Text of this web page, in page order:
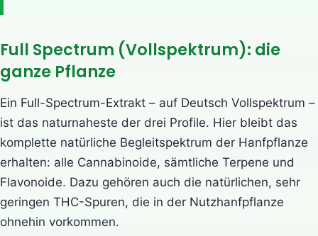
Full Spectrum (Vollspektrum): die
ganze Pflanze
Ein Full-Spectrum-Extrakt – auf Deutsch Vollspektrum –
ist das naturnaheste der drei Profile. Hier bleibt das
komplette natürliche Begleitspektrum der Hanfpflanze
erhalten: alle Cannabinoide, sämtliche Terpene und
Flavonoide. Dazu gehören auch die natürlichen, sehr
geringen THC-Spuren, die in der Nutzhanfpflanze
ohnehin vorkommen.